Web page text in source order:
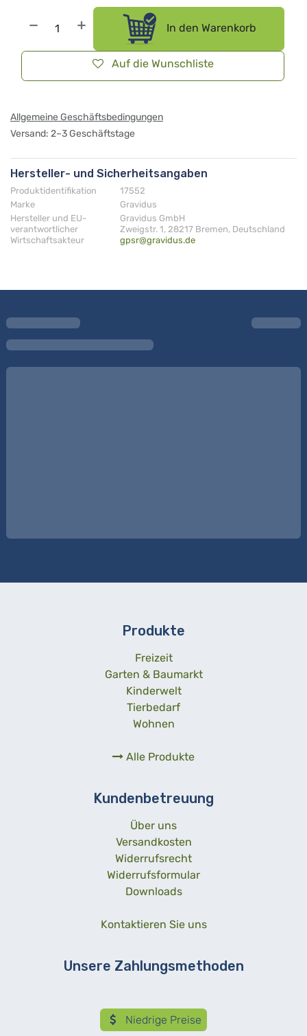
In den Warenkorb
Auf die Wunschliste
Allgemeine Geschäftsbedingungen
Versand: 2–3 Geschäftstage
Hersteller- und Sicherheitsangaben
Produktidentifikation
17552
Marke
Gravidus
Hersteller und EU-
verantwortlicher
Wirtschaftsakteur
Gravidus GmbH
Zweigstr. 1, 28217 Bremen, Deutschland
gpsr@gravidus.de
Produkte
Freizeit
Garten & Baumarkt
Kinderwelt
Tierbedarf
Wohnen
Alle Produkte
Kundenbetreuung
Über uns
Versandkosten
Widerrufsrecht
Widerrufsformular
Downloads
Kontaktieren Sie uns
Unsere Zahlungsmethoden
Niedrige Preise